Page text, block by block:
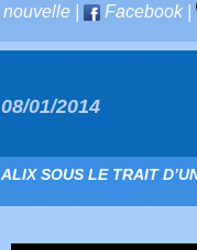
nouvelle
Facebook|
08/01/2014
ALIX SOUS LE TRAIT